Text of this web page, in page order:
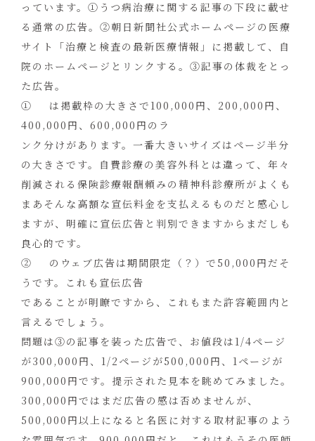
っています。①うつ病治療に関する記事の下段に載せ
る通常の広告。②朝日新聞社公式ホームページの医療
サイト「治療と検査の最新医療情報」に掲載して、自
院のホームページとリンクする。③記事の体裁をとっ
た広告。
① は掲載枠の大きさで100,000円、200,000円、
400,000円、600,000円のラ
ンク分けがあります。一番大きいサイズはページ半分
の大きさです。自費診療の美容外科とは違って、年々
削減される保険診療報酬頼みの精神科診療所がよくも
まあそんな高額な宣伝料金を支払えるものだと感心し
ますが、明確に宣伝広告と判別できますからまだしも
良心的です。
② のウェブ広告は期間限定（？）で50,000円だそ
うです。これも宣伝広告
であることが明瞭ですから、これもまた許容範囲内と
言えるでしょう。
問題は③の記事を装った広告で、お値段は1/4ページ
が300,000円、1/2ページが500,000円、1ページが
900,000円です。提示された見本を眺めてみました。
300,000円ではまだ広告の感は否めませんが、
500,000円以上になると名医に対する取材記事のよう